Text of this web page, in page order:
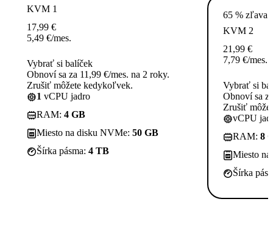
KVM 1
17,99 €
5,49 €/mes.
Vybrať si balíček
Obnoví sa za 11,99 €/mes. na 2 roky.
Zrušiť môžete kedykoľvek.
1 vCPU jadro
RAM: 4 GB
Miesto na disku NVMe: 50 GB
Šírka pásma: 4 TB
65 % zľava
KVM 2
21,99 €
7,79 €/mes.
Vybrať si
Obnoví sa
Zrušiť
vCPU
RAM: 8
Miesto
Šírka